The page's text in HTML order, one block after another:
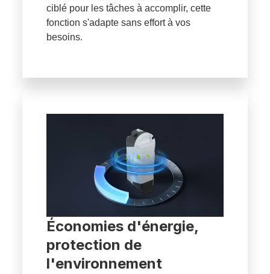
ciblé pour les tâches à accomplir, cette
fonction s'adapte sans effort à vos
besoins.
Économies d'énergie,
protection de
l'environnement